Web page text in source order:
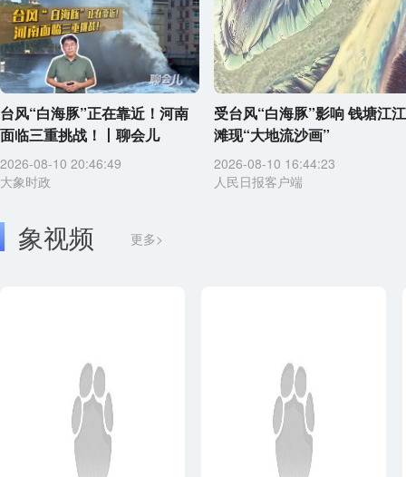
台风“白海豚”正在靠近！河南
面临三重挑战！丨聊会儿
2026-08-10 20:46:49
大象时政
受台风“白海豚”影响 钱塘江江
滩现“大地流沙画”
2026-08-10 16:44:23
人民日报客户端
象视频 更多>